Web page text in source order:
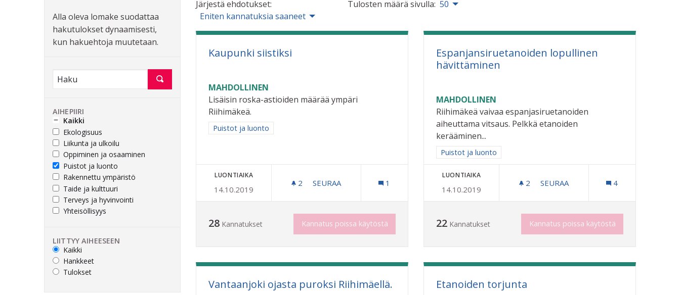
Alla oleva lomake suodattaa
hakutulokset dynaamisesti,
kun hakuehtoja muutetaan.
AIHEPIIRI
Kaikki
Ekologisuus
Liikunta ja ulkoilu
Oppiminen ja osaaminen
Puistot ja luonto
Rakennettu ympäristö
Taide ja kulttuuri
Terveys ja hyvinvointi
Yhteisöllisyys
LIITTYY AIHEESEEN
Kaikki
Hankkeet
Tulokset
Järjestä ehdotukset:
Eniten kannatuksia saaneet
Tulosten määrä sivulla: 50
Kaupunki siistiksi
MAHDOLLINEN
Lisäisin roska-astioiden määrää ympäri
Riihimäkeä.
Rajaa tulokset aihepiirin mukaan: Puistot ja luonto
Puistot ja luonto
LUONTIAIKA
14.10.2019
2 2 SEURAAJAA
SEURAA 1
28 Kannatukset Kannatus poissa käytöstä
Espanjansiruetanoiden lopullinen
hävittäminen
MAHDOLLINEN
Riihimäkeä vaivaa espanjasiruetanoiden
aiheuttama vitsaus. Pelkkä etanoiden
kerääminen...
Rajaa tulokset aihepiirin mukaan: Puistot ja luonto
Puistot ja luonto
LUONTIAIKA
14.10.2019
2 2 SEURAAJAA
SEURAA 4
22 Kannatukset Kannatus poissa käytöstä
Vantaanjoki ojasta puroksi Riihimäellä. Etanoiden torjunta